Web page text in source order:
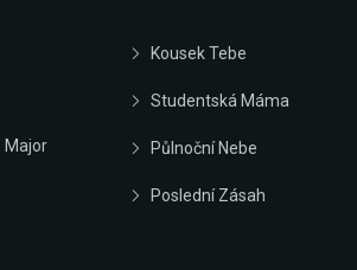
Major
Kousek Tebe
Studentská Máma
Půlnoční Nebe
Poslední Zásah